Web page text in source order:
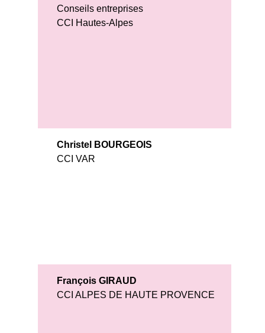
Conseils entreprises
CCI Hautes-Alpes
Christel BOURGEOIS
CCI VAR
François GIRAUD
CCI ALPES DE HAUTE PROVENCE